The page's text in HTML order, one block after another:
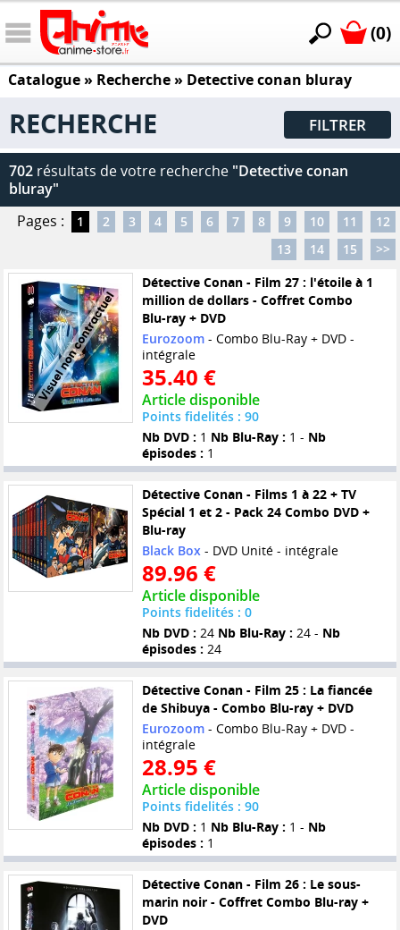
(0)
Catalogue» Recherche » Detective conan bluray
RECHERCHE FILTRER
702 résultats de votre recherche "Detective conan
bluray"
Pages :
1 2 3 4 5 6 7 8 9 10 11
12
13
14 15
>>
Détective Conan - Film 27 : l'étoile à 1
million de dollars - Coffret Combo
Blu-ray + DVD
Eurozoom- Combo Blu-Ray + DVD -
intégrale
35.40 €
Article disponible
Points fidelités : 90
Nb DVD : 1 Nb Blu-Ray : 1 - Nb
épisodes : 1
Détective Conan - Films 1 à 22 + TV
Spécial 1 et 2 - Pack 24 Combo DVD +
Blu-ray
Black Box- DVD Unité - intégrale
89.96 €
Article disponible
Points fidelités : 0
Nb DVD : 24 Nb Blu-Ray : 24 - Nb
épisodes : 24
Détective Conan - Film 25 : La fiancée
de Shibuya - Combo Blu-ray + DVD
Eurozoom- Combo Blu-Ray + DVD -
intégrale
28.95 €
Article disponible
Points fidelités : 90
Nb DVD : 1 Nb Blu-Ray : 1 - Nb
épisodes : 1
Détective Conan - Film 26 : Le sous-
marin noir - Coffret Combo Blu-ray +
DVD